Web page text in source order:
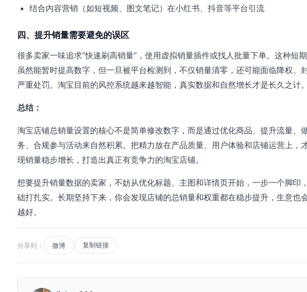
结合内容营销（如短视频、图文笔记）在小红书、抖音等平台引流
四、提升销量需要避免的误区
很多卖家一味追求“快速刷高销量”，使用虚拟销量插件或找人批量下单。这种短
虽然能暂时提高数字，但一旦被平台检测到，不仅销量清零，还可能面临降权、
严重处罚。淘宝目前的风控系统越来越智能，真实数据和自然增长才是长久之计。
总结：
淘宝店铺总销量设置的核心不是简单修改数字，而是通过优化商品、提升流量、
务、合规参与活动来自然积累。把精力放在产品质量、用户体验和店铺运营上，
现销量稳步增长，打造出真正有竞争力的淘宝店铺。
想要提升销量数据的卖家，不妨从优化标题、主图和详情页开始，一步一个脚印
础打扎实。长期坚持下来，你会发现店铺的总销量和权重都在稳步提升，生意也
越好。
分享到： 微博 复制链接